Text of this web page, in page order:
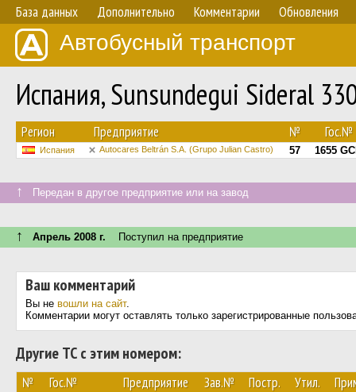
База данных Дополнительно Комментарии Обновления
Автобусный транспорт
Испания, Sunsundegui Sideral
Регион Предприятие № Гос.№
Испания Autocares Beltrán S.A. (Grupo Julian Castro) 57 1655
↑ Передан в другое предприятие или на завод
↑ Апрель 2008 г. Поступил на предприятие
Ваш комментарий
Вы не вошли на сайт.
Комментарии могут оставлять только зарегистрированные
Другие ТС с этим номером:
№ Гос.№ Предприятие Зав.№ Постр. Утил.